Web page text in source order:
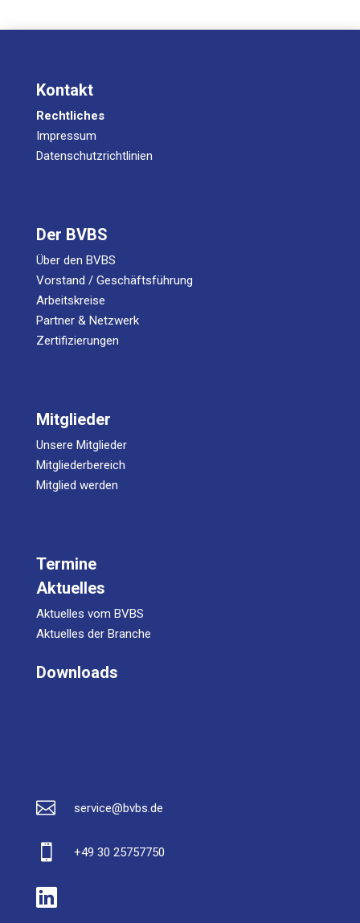
Kontakt
Rechtliches
Impressum
Datenschutzrichtlinien
Der BVBS
Über den BVBS
Vorstand / Geschäftsführung
Arbeitskreise
Partner & Netzwerk
Zertifizierungen
Mitglieder
Unsere Mitglieder
Mitgliederbereich
Mitglied werden
Termine
Aktuelles
Aktuelles vom BVBS
Aktuelles der Branche
Downloads
 service@bvbs.de
 +49 30 25757750